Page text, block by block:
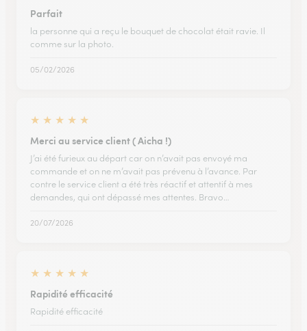
Parfait
la personne qui a reçu le bouquet de chocolat était ravie. Il
comme sur la photo.
05/02/2026
★ ★ ★ ★ ★
Merci au service client ( Aicha !)
J’ai été furieux au départ car on n’avait pas envoyé ma
commande et on ne m’avait pas prévenu à l’avance. Par
contre le service client a été très réactif et attentif à mes
demandes, qui ont dépassé mes attentes. Bravo…
20/07/2026
★ ★ ★ ★ ★
Rapidité efficacité
Rapidité efficacité